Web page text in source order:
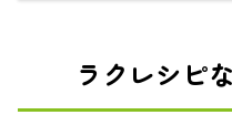
ラクレシピ